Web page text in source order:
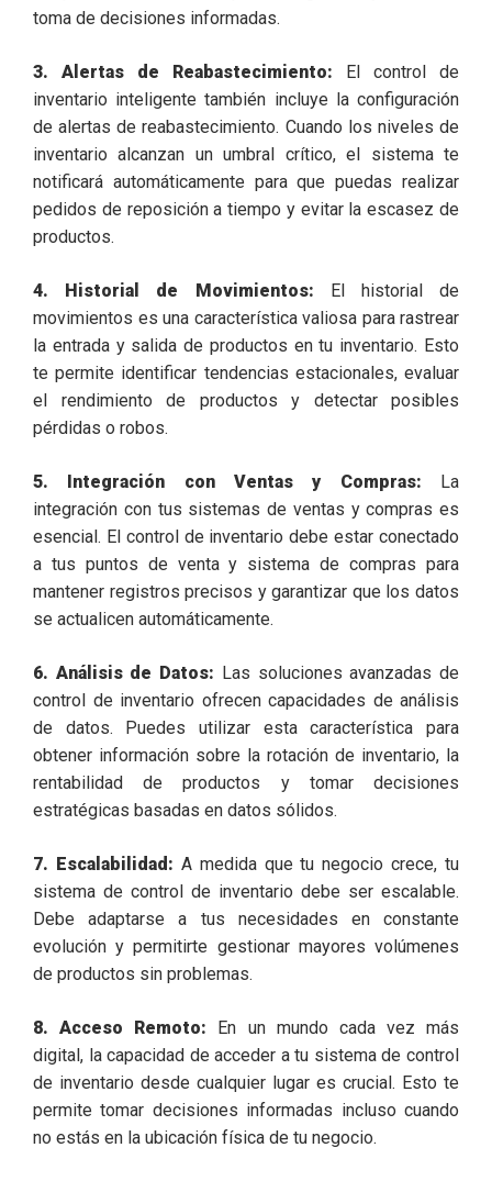
toma de decisiones informadas.
3. Alertas de Reabastecimiento: El control de
inventario inteligente también incluye la configuración
de alertas de reabastecimiento. Cuando los niveles de
inventario alcanzan un umbral crítico, el sistema te
notificará automáticamente para que puedas realizar
pedidos de reposición a tiempo y evitar la escasez de
productos.
4. Historial de Movimientos: El historial de
movimientos es una característica valiosa para rastrear
la entrada y salida de productos en tu inventario. Esto
te permite identificar tendencias estacionales, evaluar
el rendimiento de productos y detectar posibles
pérdidas o robos.
5. Integración con Ventas y Compras: La
integración con tus sistemas de ventas y compras es
esencial. El control de inventario debe estar conectado
a tus puntos de venta y sistema de compras para
mantener registros precisos y garantizar que los datos
se actualicen automáticamente.
6. Análisis de Datos: Las soluciones avanzadas de
control de inventario ofrecen capacidades de análisis
de datos. Puedes utilizar esta característica para
obtener información sobre la rotación de inventario, la
rentabilidad de productos y tomar decisiones
estratégicas basadas en datos sólidos.
7. Escalabilidad: A medida que tu negocio crece, tu
sistema de control de inventario debe ser escalable.
Debe adaptarse a tus necesidades en constante
evolución y permitirte gestionar mayores volúmenes
de productos sin problemas.
8. Acceso Remoto: En un mundo cada vez más
digital, la capacidad de acceder a tu sistema de control
de inventario desde cualquier lugar es crucial. Esto te
permite tomar decisiones informadas incluso cuando
no estás en la ubicación física de tu negocio.